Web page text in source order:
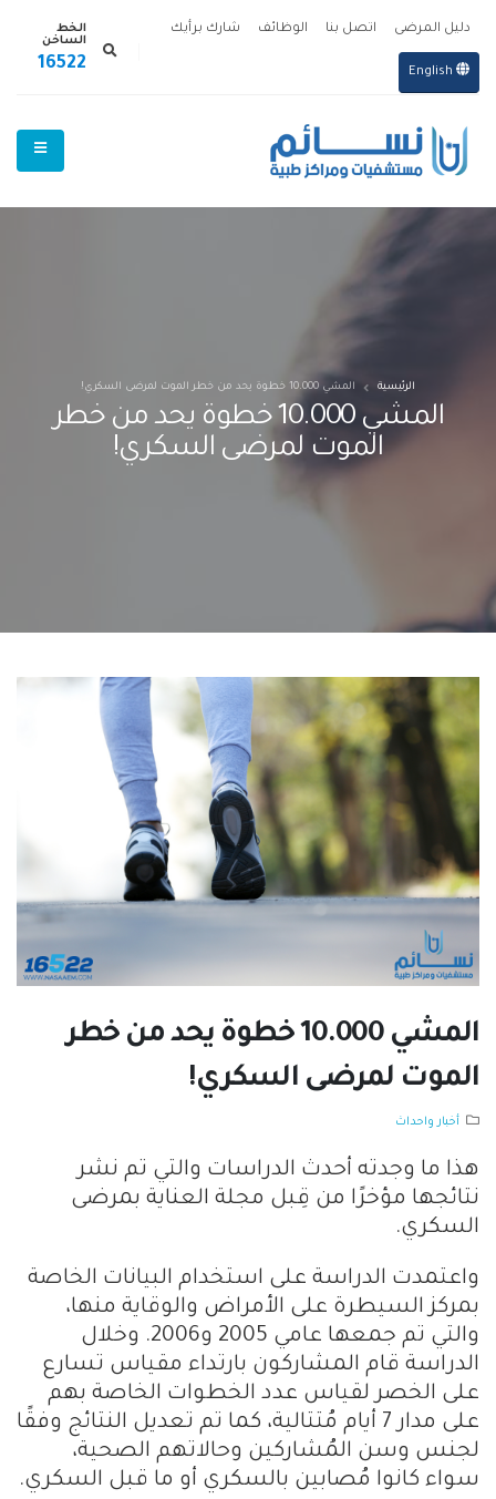
دليل المرضى اتصل بنا الوظائف شارك برأيك
الخط
الساخن
16522
المشي 10.000 خطوة يحد من خطر
الموت لمرضى السكري!
الرئيسية المشي 10.000 خطوة يحد من خطر الموت لمرضى السكري!
المشي 10.000 خطوة يحد من خطر
الموت لمرضى السكري!
أخبار واحداث
هذا ما وجدته أحدث الدراسات والتي تم نشر
نتائجها مؤخرًا من قِبل مجلة العناية بمرضى
السكري.
واعتمدت الدراسة على استخدام البيانات الخاصة
بمركز السيطرة على الأمراض والوقاية منها،
والتي تم جمعها عامي 2005 و2006. وخلال
الدراسة قام المشاركون بارتداء مقياس تسارع
على الخصر لقياس عدد الخطوات الخاصة بهم
على مدار 7 أيام مُتتالية، كما تم تعديل النتائج وفقًا
لجنس وسن المُشاركين وحالاتهم الصحية،
سواء كانوا مُصابين بالسكري أو ما قبل السكري.